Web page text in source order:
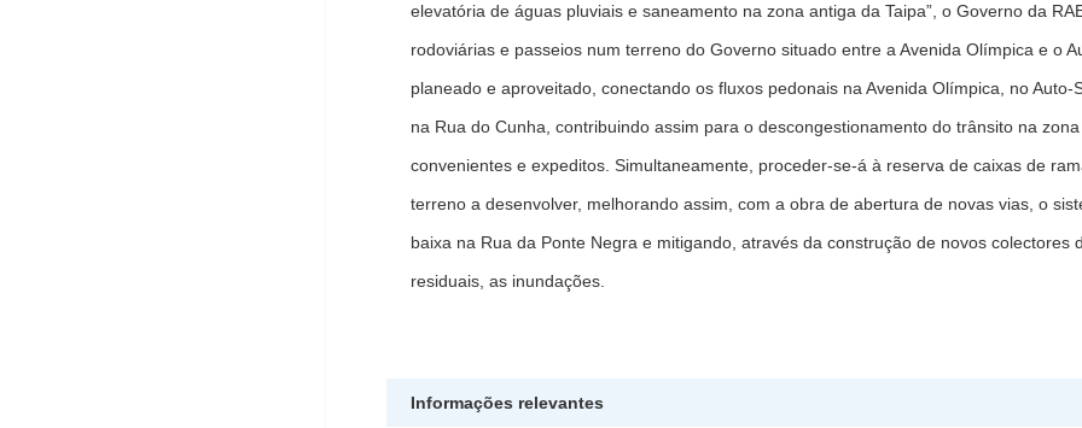
elevatória de águas pluviais e saneamento na zona antiga da Taipa”, o Governo da
rodoviárias e passeios num terreno do Governo situado entre a Avenida Olímpica e o
planeado e aproveitado, conectando os fluxos pedonais na Avenida Olímpica, no
na Rua do Cunha, contribuindo assim para o descongestionamento do trânsito na
convenientes e expeditos. Simultaneamente, proceder-se-á à reserva de caixas de
terreno a desenvolver, melhorando assim, com a obra de abertura de novas vias, o
baixa na Rua da Ponte Negra e mitigando, através da construção de novos
residuais, as inundações.
Informações relevantes